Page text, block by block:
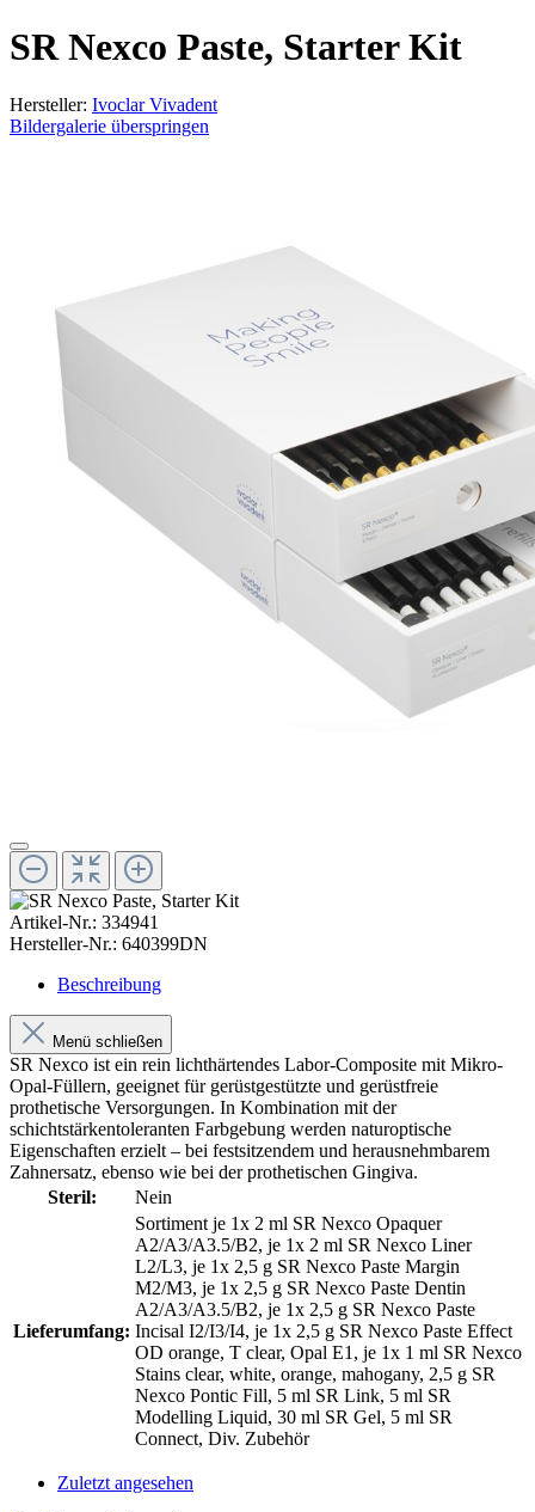
SR Nexco Paste, Starter Kit
Hersteller: Ivoclar Vivadent
Bildergalerie überspringen
Artikel-Nr.: 334941
Hersteller-Nr.: 640399DN
Beschreibung
Menü schließen
SR Nexco ist ein rein lichthärtendes Labor-Composite mit Mikro-
Opal-Füllern, geeignet für gerüstgestützte und gerüstfreie
prothetische Versorgungen. In Kombination mit der
schichtstärkentoleranten Farbgebung werden naturoptische
Eigenschaften erzielt – bei festsitzendem und herausnehmbarem
Zahnersatz, ebenso wie bei der prothetischen Gingiva.
Steril:
Nein
Lieferumfang:
Sortiment je 1x 2 ml SR Nexco Opaquer
A2/A3/A3.5/B2, je 1x 2 ml SR Nexco Liner
L2/L3, je 1x 2,5 g SR Nexco Paste Margin
M2/M3, je 1x 2,5 g SR Nexco Paste Dentin
A2/A3/A3.5/B2, je 1x 2,5 g SR Nexco Paste
Incisal I2/I3/I4, je 1x 2,5 g SR Nexco Paste Effect
OD orange, T clear, Opal E1, je 1x 1 ml SR Nexco
Stains clear, white, orange, mahogany, 2,5 g SR
Nexco Pontic Fill, 5 ml SR Link, 5 ml SR
Modelling Liquid, 30 ml SR Gel, 5 ml SR
Connect, Div. Zubehör
Zuletzt angesehen